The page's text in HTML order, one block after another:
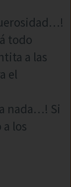
todo
a las
el
nada…! Si
los